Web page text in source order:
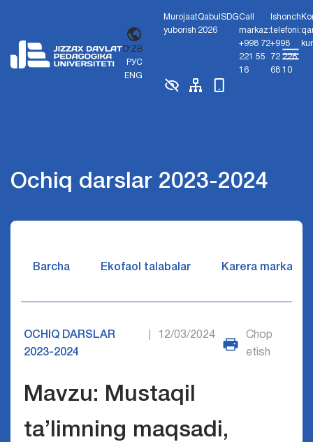
O'ZB
РУС
ENG
Murojaat
yuborish
Qabul
2026
SDGCall
markaz:
+998 72
221 55
16
Ishonch
telefoni:
+998
72 226
68 10
Ochiq darslar 2023-2024
Barcha Ekofaol talabalar Karera markazi
OCHIQ DARSLAR
2023-2024
12/03/2024
Chop
etish
Mavzu: Mustaqil
ta’limning maqsadi,